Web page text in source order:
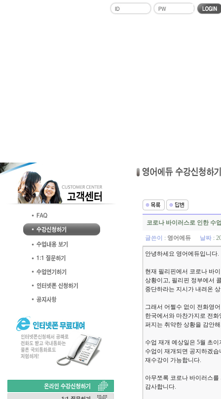
코로나 바이러스로 인한 수
글쓴이 : 영어에듀 날짜 :
안녕하세요 영어에듀입니다.
현재 필리핀에서 코로나 바
상황이고, 필리핀 정부에서
중단하라는 지시가 내려온
그래서 어쩔수 없이 전화영
한국에서와 마찬가지로 전
퍼지는 취약한 상황을 감안
수업 재개 예상일은 5월 초
수업이 재개되면 공지하겠
재수강이 가능합니다.
아무쪼록 코로나 바이러스
감사합니다.